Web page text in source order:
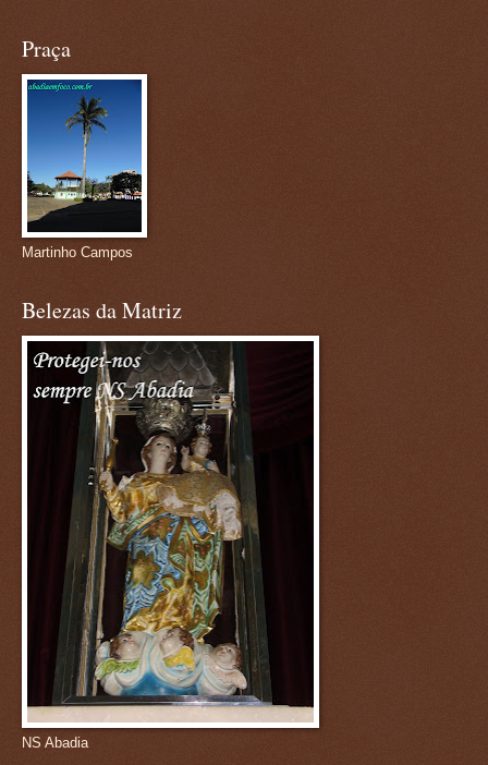
Praça
Martinho Campos
Belezas da Matriz
NS Abadia